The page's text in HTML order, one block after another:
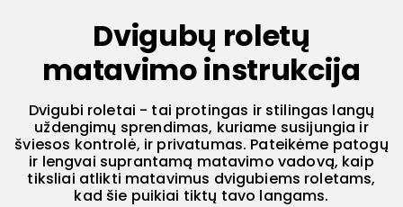
Dvigubų roletų
matavimo instrukcija
Dvigubi roletai - tai protingas ir stilingas langų
uždengimų sprendimas, kuriame susijungia ir
šviesos kontrolė, ir privatumas. Pateikėme patogų
ir lengvai suprantamą matavimo vadovą, kaip
tiksliai atlikti matavimus dvigubiems roletams,
kad šie puikiai tiktų tavo langams.